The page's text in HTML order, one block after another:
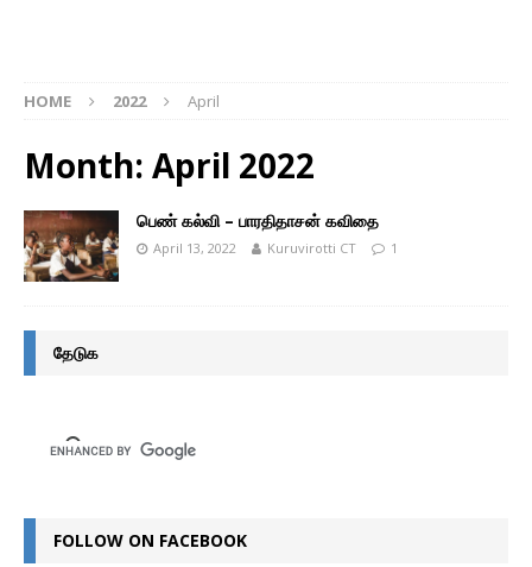
HOME 2022 April
Month: April 2022
பெண் கல்வி – பாரதிதாசன் கவிதை
April 13, 2022 Kuruvirotti CT 1
தேடுக
FOLLOW ON FACEBOOK